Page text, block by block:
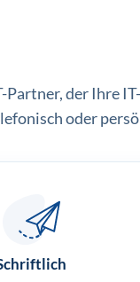
Partner, der Ihre
oder